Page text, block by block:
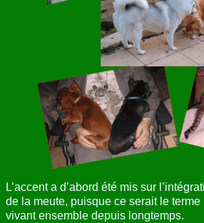
L’accent a d’abord été mis sur
de la meute, puisque ce serait le
vivant ensemble depuis longtemps.